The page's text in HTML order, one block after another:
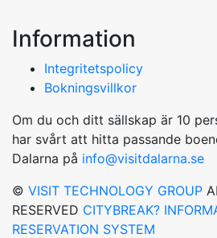
Information
Integritetspolicy
Bokningsvillkor
Om du och ditt sällskap är 10
har svårt att hitta passande
Dalarna på info@visitdalarna.se
© VISIT TECHNOLOGY GROUP
RESERVED CITYBREAK?
RESERVATION SYSTEM